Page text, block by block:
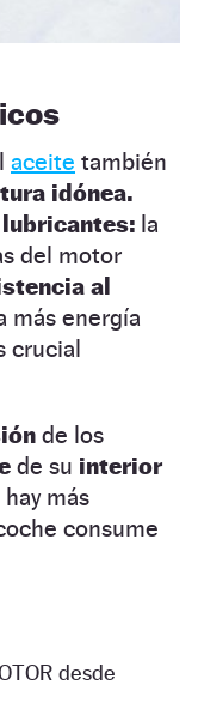
aceite también
idónea.
la
del motor
al
más energía
crucial
de los
de su interior
más
consume
desde